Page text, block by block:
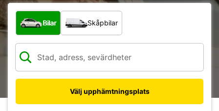
Vilken typ av fordon?
Bilar Skåpbilar
Välj upphämtningsplats